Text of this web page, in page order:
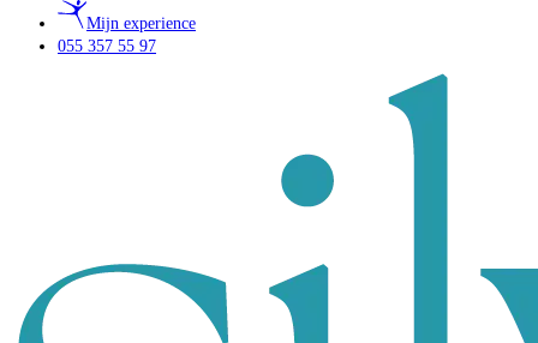
Mijn experience
055 357 55 97